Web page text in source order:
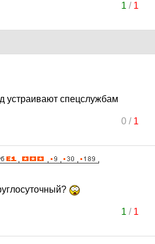
1 / 1
устраивают спецслужбам
0/ 1
1 / 1